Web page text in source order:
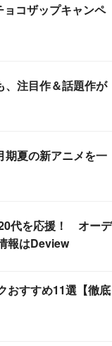
ョコザップキャンペ
、注目作＆話題作が
期夏の新アニメを一
代を応援！ オーデ
報はDeview
おすすめ11選【徹底